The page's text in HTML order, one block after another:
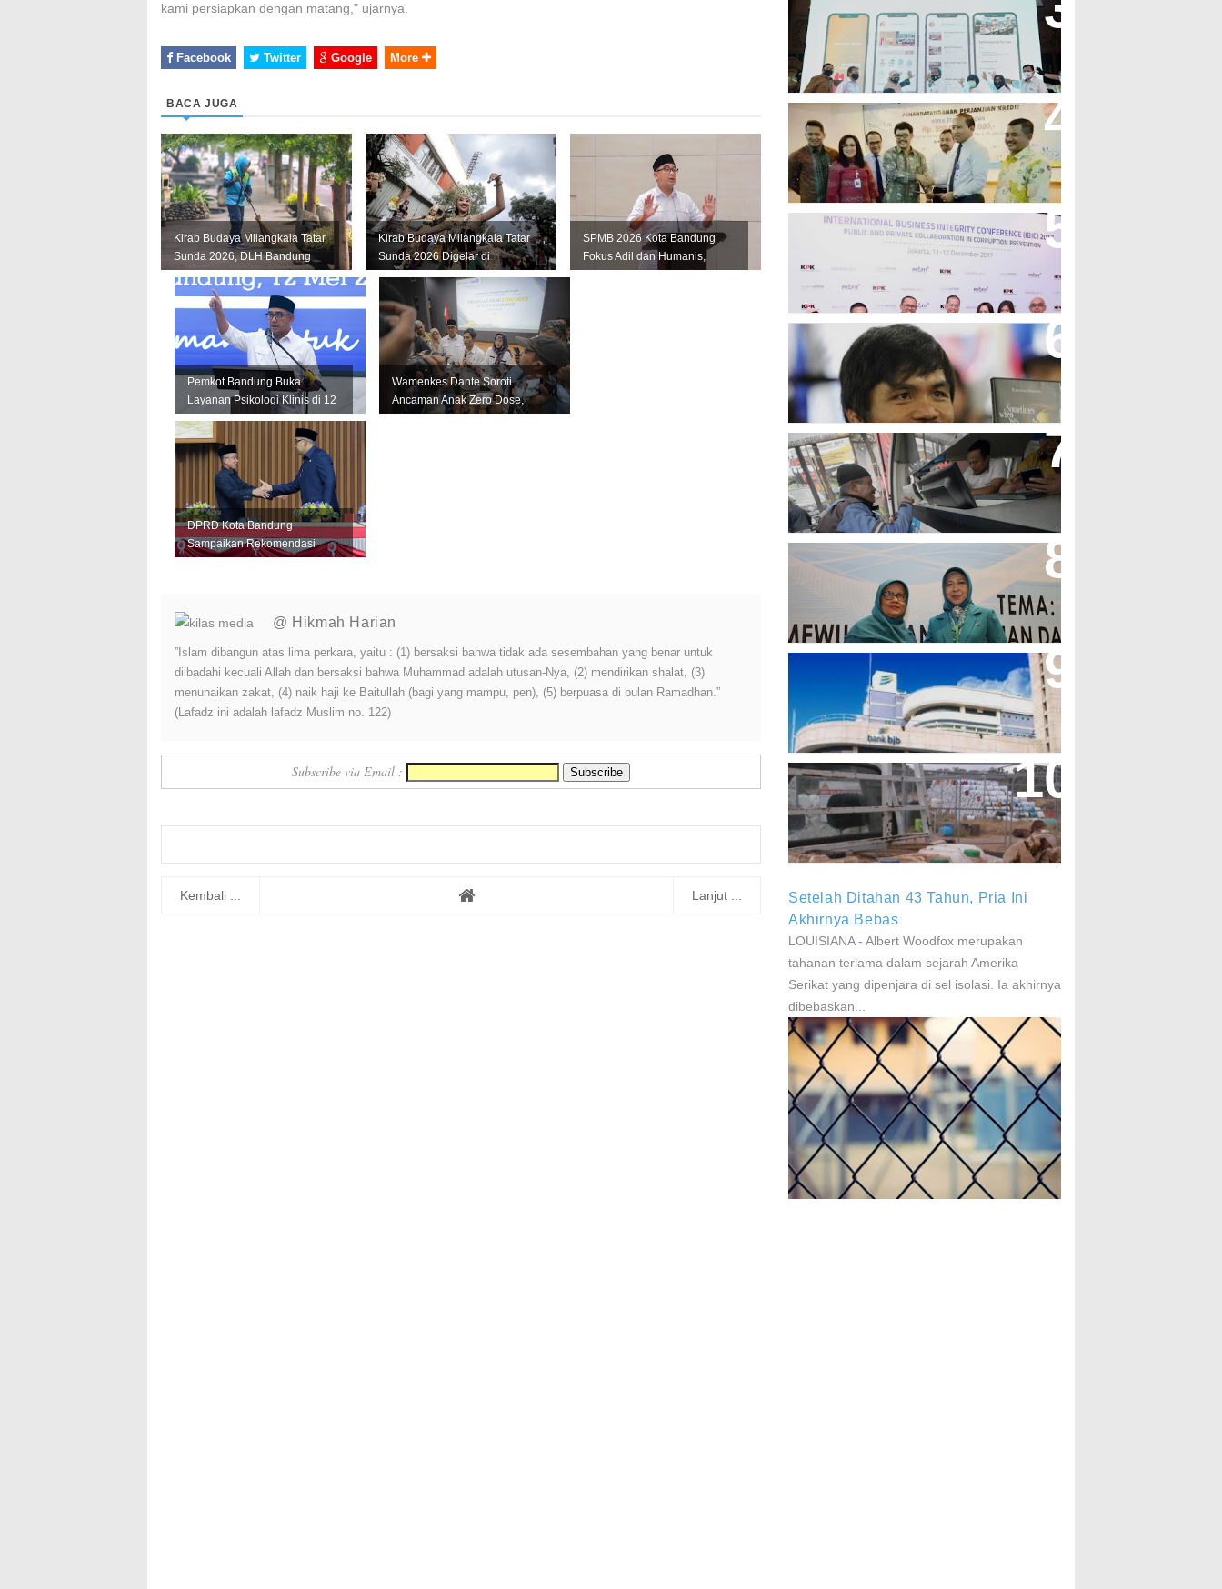
kami persiapkan dengan matang," ujarnya.
Facebook Twitter Google More
BACA JUGA
Kirab Budaya Milangkala Tatar
Sunda 2026, DLH Bandung
Siagakan 345 Petugas
Keber...
Kirab Budaya Milangkala Tatar
Sunda 2026 Digelar di
Bandung, Ini Jadwal dan
SPMB 2026 Kota Bandung
Fokus Adil dan Humanis,
Pemkot Bandung Buka
Layanan Psikologi Klinis di 12
Puskesmas, Fokus Tangani
Kese...
Wamenkes Dante Soroti
Ancaman Anak Zero Dose,
DPRD Kota Bandung
Sampaikan Rekomendasi
@ Hikmah Harian
”Islam dibangun atas lima perkara, yaitu : (1) bersaksi bahwa tidak ada sesembahan yang benar untuk
diibadahi kecuali Allah dan bersaksi bahwa Muhammad adalah utusan-Nya, (2) mendirikan shalat, (3)
menunaikan zakat, (4) naik haji ke Baitullah (bagi yang mampu, pen), (5) berpuasa di bulan Ramadhan.”
(Lafadz ini adalah lafadz Muslim no. 122)
Subscribe via Email :
Kembali ... Lanjut ...
Bandung Great Sale 2020 Go
Online Resmi Dimulai
Bank Bjb Fasilitasi Kredit Modal
Kerja Konstruksi PT Adhi Karya
Keren, Bank BJB Kantongi
Puluhan Penghargaan Sepanjang
2017
Dicibir Di Medsos, Manny
Pacquiao Tegaskan Pendirian
Tolak LGBT
Bjb T Samsat Manjakan Nasabah
Dalam Bayar Pajak Kendaraan
Perpres No.99/2017 Bisa Jadi
Acuan Semangat Pengabdian
Aher Minta Pemerintah Pusat
Masukan Kembali BJB Sebagai
Penyalur KUR
Paparan Pestisida Sebabkan
Parkinson Dan Kanker
Setelah Ditahan 43 Tahun, Pria Ini
Akhirnya Bebas
LOUISIANA - Albert Woodfox merupakan
tahanan terlama dalam sejarah Amerika
Serikat yang dipenjara di sel isolasi. Ia akhirnya
dibebaskan...